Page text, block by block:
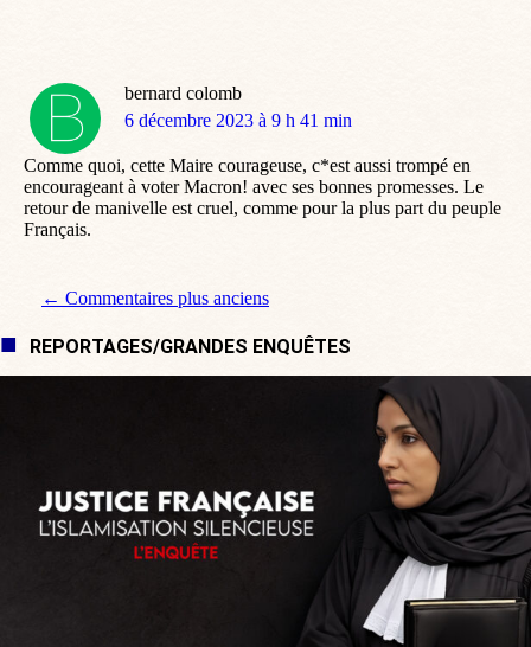
bernard colomb
dit
6 décembre 2023 à 9 h 41 min
Comme quoi, cette Maire courageuse, c*est aussi trompé en
encourageant à voter Macron! avec ses bonnes promesses. Le
retour de manivelle est cruel, comme pour la plus part du peuple
Français.
Navigation de commentaire
← Commentaires plus anciens
REPORTAGES/GRANDES ENQUÊTES